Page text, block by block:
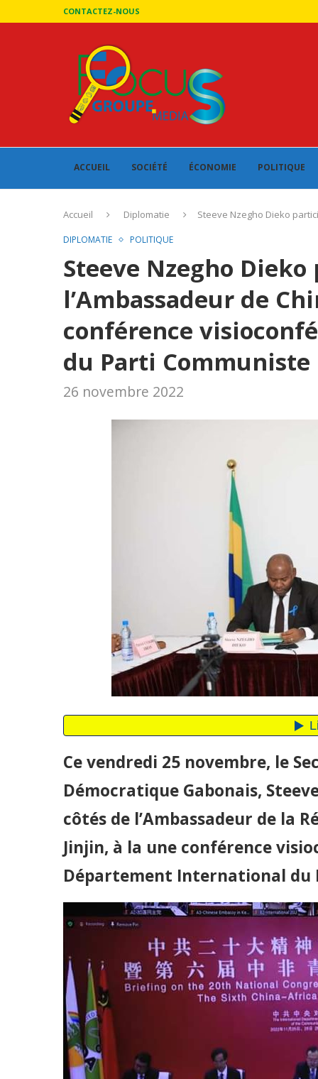
CONTACTEZ-NOUS
ACCUEIL SOCIÉTÉ ÉCONOMIE POLITIQUE
Accueil Diplomatie Steeve Nzegho Dieko
DIPLOMATIE POLITIQUE
Steeve Nzegho
l’Ambassadeur de
conférence
du Parti Communiste
26 novembre 2022
Ce vendredi 25 novembre, le
Démocratique Gabonais,
côtés de l’Ambassadeur de la
Jinjin, à la une conférence
Département International du